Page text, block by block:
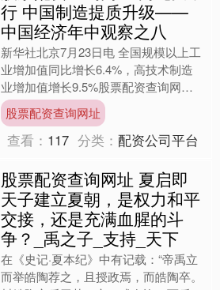
行 中国制造提质升级——
中国经济年中观察之八
新华社北京7月23日电 全国规模以上工
业增加值同比增长6.4%，高技术制造
业增加值增长9.5%股票配资查询网
址，3D打印设备、新能源汽车、工业
机器人产品产量分别....
股票配资查询网址
查看： 117 分类：配资公司平台
股票配资查询网址 夏启即
天子建立夏朝，是权力和平
交接，还是充满血腥的斗
争？_禹之子_支持_天下
在《史记·夏本纪》中有记载：“帝禹立
而举皓陶荐之，且授政焉，而皓陶卒。